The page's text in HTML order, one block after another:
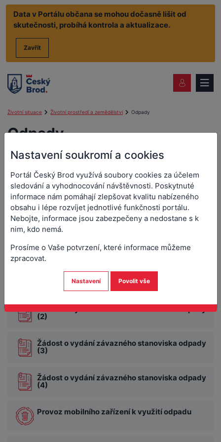
Data v Portálu občana se mohou dočasně lišit od
skutečnosti, probíhá kontrola a aktualizace.
Zavřít
Životní situace Životní prostředí a zemědělstvi Odpady
Odpady
Souhlas k provozování zařízení k využívání,
odstraňování, sběru nebo výkupu odpadů
Zrušení souhlasu k provozování zařízení k
odpadů
Žádost o vydání závazného stanoviska odpady
(2)
Žádost o vydání závazného stanoviska odpady
(3)
Žádost o vydání závazného stanoviska odpady
(4)
Provoz mobilního zařízení k využití odpadu
Nastavení soukromí a cookies
Portál Český Brod využívá soubory cookies za účelem
sledování a vyhodnocování návštěvnosti. Poskytnuté
informace nám pomáhají zlepšovat kvalitu nabízeného
obsahu i lépe rozvíjet jednotlivé funkčnosti portálu.
Nebojte, informace jsou zabezpečeny a nedostane s k
nim, kdo nemá.
Prosíme o Vaše potvrzení, které informace můžeme
zpracovat.
Nastavení Povolit vše